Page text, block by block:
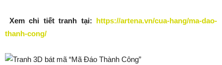
Xem chi tiết tranh tại: https://artena.vn/cua-hang/ma-dao-
thanh-cong/